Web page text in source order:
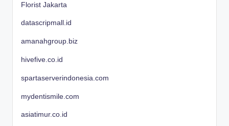
Florist Jakarta
datascripmall.id
amanahgroup.biz
hivefive.co.id
spartaserverindonesia.com
mydentismile.com
asiatimur.co.id